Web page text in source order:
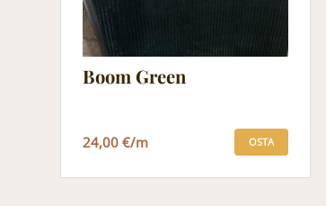
Boom Green
24,00 €/m OSTA